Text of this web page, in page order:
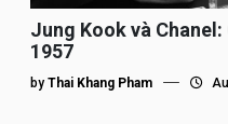
Jung Kook và
1957
by Thai Khang Pham